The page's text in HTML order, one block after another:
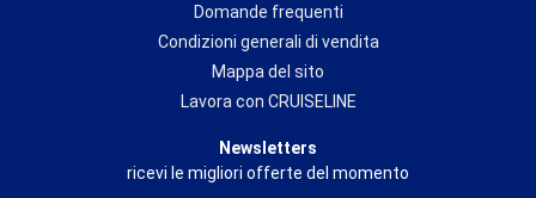
Domande frequenti
Condizioni generali di vendita
Mappa del sito
Lavora con CRUISELINE
Newsletters
ricevi le migliori offerte del momento